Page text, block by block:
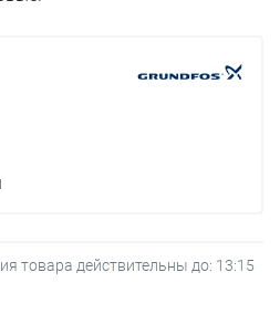
товара действительны до: 13:15